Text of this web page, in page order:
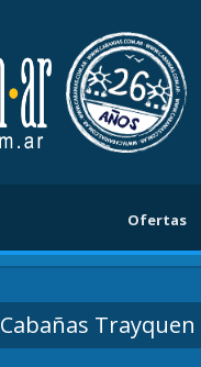
Ofertas
Cabañas Trayquen